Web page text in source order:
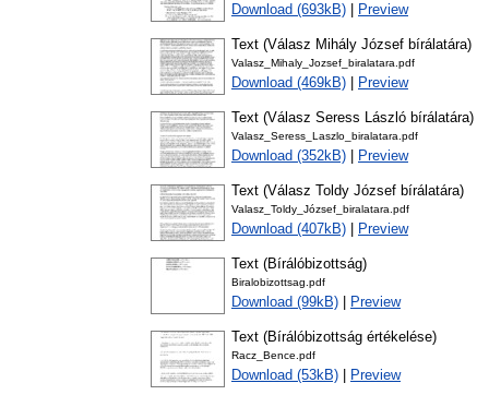
Download (693kB) Preview
Text (Válasz Mihály József bírálatára)
Valasz_Mihaly_Jozsef_biralatara.pdf
Download (469kB) Preview
Text (Válasz Seress László bírálatára)
Valasz_Seress_Laszlo_biralatara.pdf
Download (352kB) Preview
Text (Válasz Toldy József bírálatára)
Valasz_Toldy_József_biralatara.pdf
Download (407kB) Preview
Text (Bírálóbizottság)
Biralobizottsag.pdf
Download (99kB) Preview
Text (Bírálóbizottság értékelése)
Racz_Bence.pdf
Download (53kB) Preview